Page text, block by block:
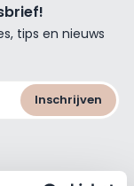
tips en nieuws
Inschrijven